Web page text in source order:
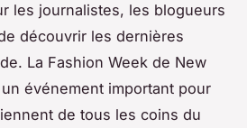
les journalistes, les blogueurs
découvrir les dernières
La Fashion Week de New
événement important pour
de tous les coins du